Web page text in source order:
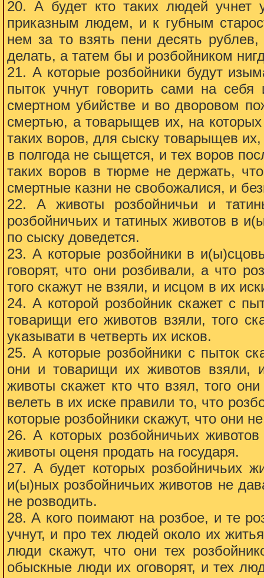
20. А будет кто таких людей
приказным людем, и к губным
нем за то взять пени десять
делать, а татем бы и розбойником
21. А которые розбойники будут
пыток учнут говорить сами на
смертном убийстве и во дворовом
смертью, а товарыщев их, на которых
таких воров, для сыску товарыщев
в полгода не сыщется, и тех воров
таких воров в тюрме не держать,
смертные казни не свобожалися, и
22. А животы розбойничьи и
розбойничьих и татиных животов в
по сыску доведется.
23. А которые розбойники в
говорят, что они розбивали, а что
того скажут не взяли, и исцом в их
24. А которой розбойник скажет с
товарищи его животов взяли, того
указывати в четверть их исков.
25. А которые розбойники с пыток
они и товарищи их животов взяли,
животы скажет кто что взял, того
велеть в их иске правили то, что
которые розбойники скажут, что они
26. А которых розбойничьих
животы оценя продать на государя.
27. А будет которых розбойничьих
и(ы)ных розбойничьих животов не
не розводить.
28. А кого поимают на розбое, и те
учнут, и про тех людей около их
люди скажут, что они тех
обыскные люди их оговорят, и тех